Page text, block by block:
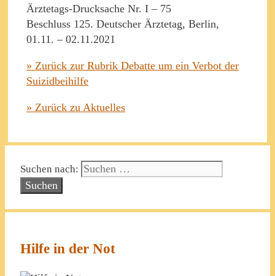
Ärztetags-Drucksache Nr. I – 75
Beschluss 125. Deutscher Ärztetag, Berlin,
01.11. – 02.11.2021
» Zurück zur Rubrik Debatte um ein Verbot der
Suizidbeihilfe
» Zurück zu Aktuelles
Suchen nach:
Hilfe in der Not